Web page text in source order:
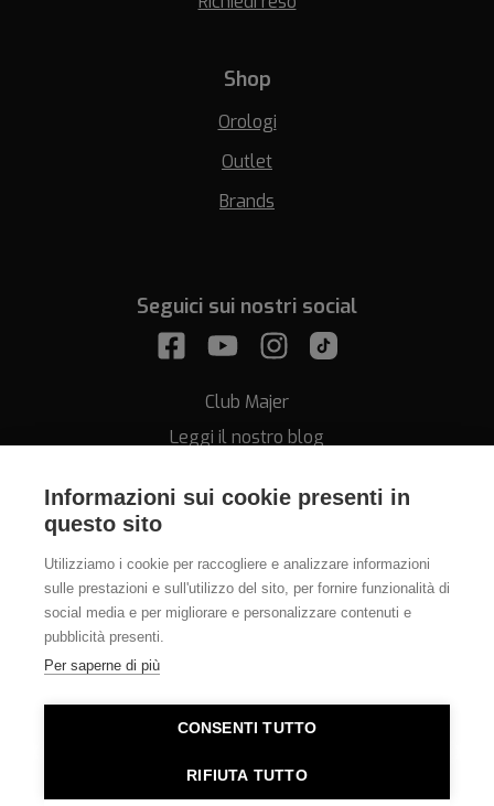
Informazioni sui cookie presenti in
questo sito
Utilizziamo i cookie per raccogliere e analizzare informazioni
sulle prestazioni e sull'utilizzo del sito, per fornire funzionalità di
social media e per migliorare e personalizzare contenuti e
pubblicità presenti.
Per saperne di più
CONSENTI TUTTO
RIFIUTA TUTTO
Shop
Orologi
Outlet
Brands
Seguici sui nostri social
Club Majer
Leggi il nostro blog
Assistenza
info@orologeriamajer.it
Orologeria Majer di Alessi Speranza & C. s.n.c. - P.IVA